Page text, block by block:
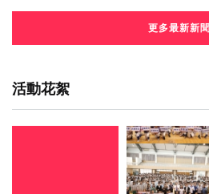
更多最新新聞
活動花絮